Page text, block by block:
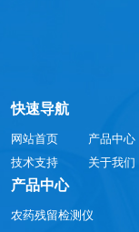
快速导航
网站首页 产品中心
技术支持
关于我们
产品中心
农药残留检测仪